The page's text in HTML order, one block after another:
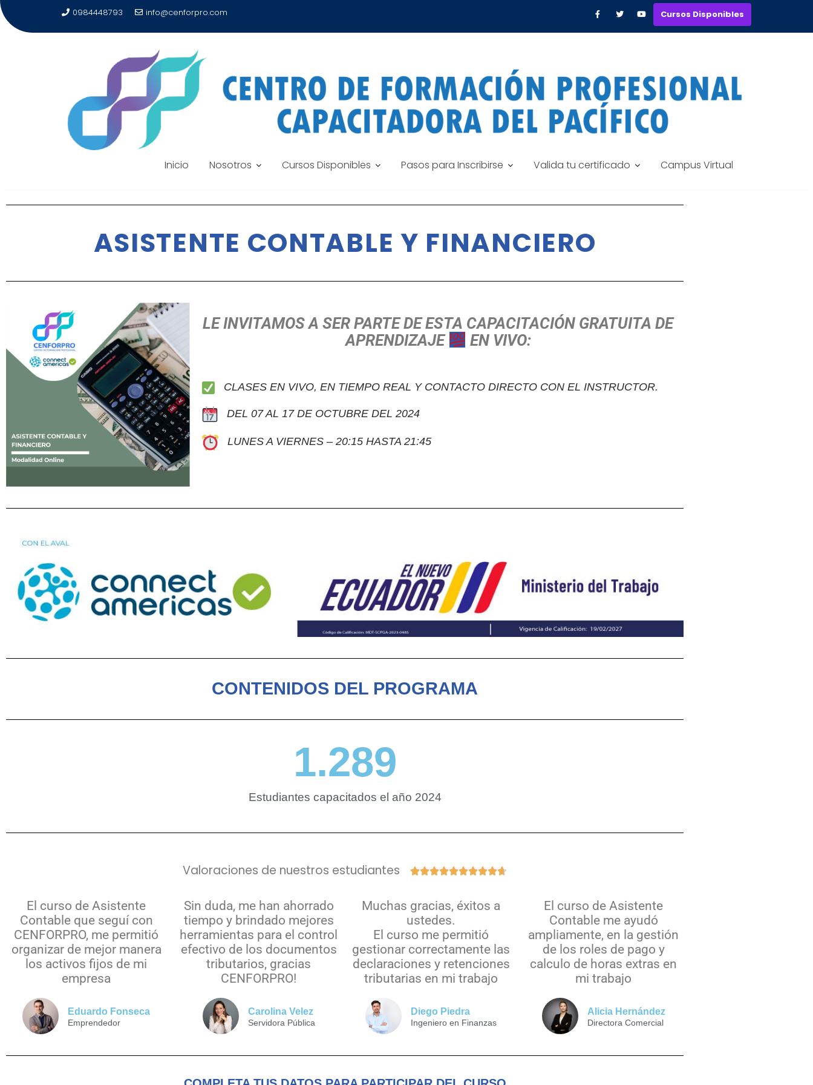
0984448793 info@cenforpro.com Cursos Disponibles
Inicio Nosotros Cursos Disponibles Pasos para Inscribirse Valida tu certificado Campus Virtual
ASISTENTE CONTABLE Y FINANCIERO
LE INVITAMOS A SER PARTE DE ESTA CAPACITACIÓN GRATUITA DE
APRENDIZAJE
EN VIVO:
CLASES EN VIVO, EN TIEMPO REAL Y CONTACTO DIRECTO CON EL INSTRUCTOR.
DEL 07 AL 17 DE OCTUBRE DEL 2024
LUNES A VIERNES – 20:15 HASTA 21:45
CONTENIDOS DEL PROGRAMA
Estudiantes capacitados el año 2024
1.289
Valoraciones de nuestros estudiantes 
El curso de Asistente
Contable que seguí con
CENFORPRO, me permitió
organizar de mejor manera
los activos fijos de mi
empresa
Eduardo Fonseca
Emprendedor
Sin duda, me han ahorrado
tiempo y brindado mejores
herramientas para el control
efectivo de los documentos
tributarios, gracias
CENFORPRO!
Carolina Velez
Servidora Pública
Muchas gracias, éxitos a
ustedes.
El curso me permitió
gestionar correctamente las
declaraciones y retenciones
tributarias en mi trabajo
Diego Piedra
Ingeniero en Finanzas
El curso de Asistente
Contable me ayudó
ampliamente, en la gestión
de los roles de pago y
calculo de horas extras en
mi trabajo
Alicia Hernández
Directora Comercial